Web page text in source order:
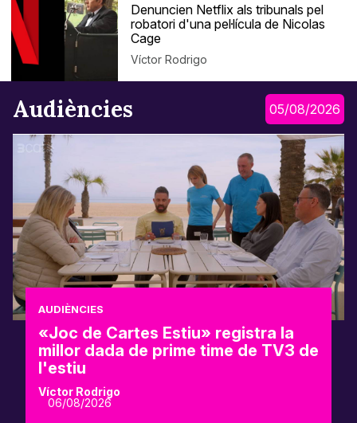
Denuncien Netflix als tribunals pel
robatori d'una pel·lícula de Nicolas
Cage
Víctor Rodrigo
Audiències 05/08/2026
AUDIÈNCIES
«Joc de Cartes Estiu» registra la
millor dada de prime time de TV3 de
l'estiu
Víctor Rodrigo
06/08/2026